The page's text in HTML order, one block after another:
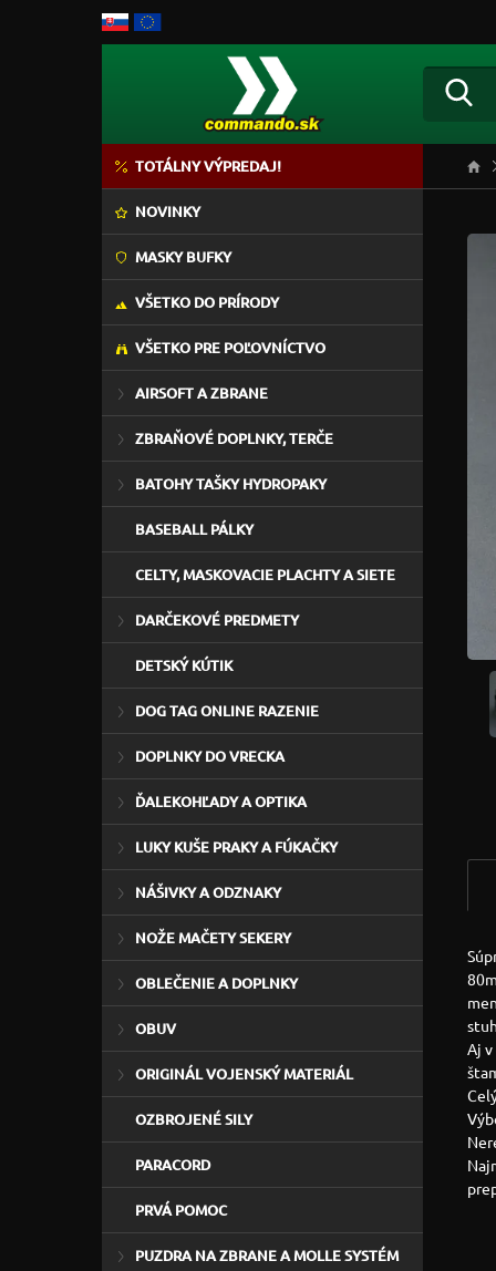
Aj
TOTÁLNY VÝPREDAJ!
NOVINKY
MASKY BUFKY
VŠETKO DO PRÍRODY
VŠETKO PRE POĽOVNÍCTVO
AIRSOFT A ZBRANE
ZBRAŇOVÉ DOPLNKY, TERČE
BATOHY TAŠKY HYDROPAKY
BASEBALL PÁLKY
CELTY, MASKOVACIE PLACHTY A SIETE
DARČEKOVÉ PREDMETY
DETSKÝ KÚTIK
DOG TAG ONLINE RAZENIE
DOPLNKY DO VRECKA
ĎALEKOHĽADY A OPTIKA
LUKY KUŠE PRAKY A FÚKAČKY
NÁŠIVKY A ODZNAKY
NOŽE MAČETY SEKERY
OBLEČENIE A DOPLNKY
OBUV
ORIGINÁL VOJENSKÝ MATERIÁL
OZBROJENÉ SILY
PARACORD
PRVÁ POMOC
PUZDRA NA ZBRANE A MOLLE SYSTÉM